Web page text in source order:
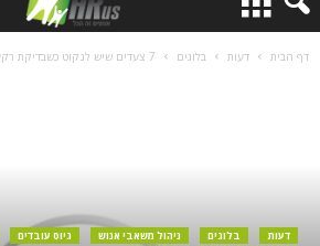
דף הבית דעות בלוגים 7 צעדים שיש לנקוט כשבדיקת רקע של מועמד חוזרת כ'לא מאומתת'
דעות בלוגים ניהול משאבי אנוש גיוס עובדים